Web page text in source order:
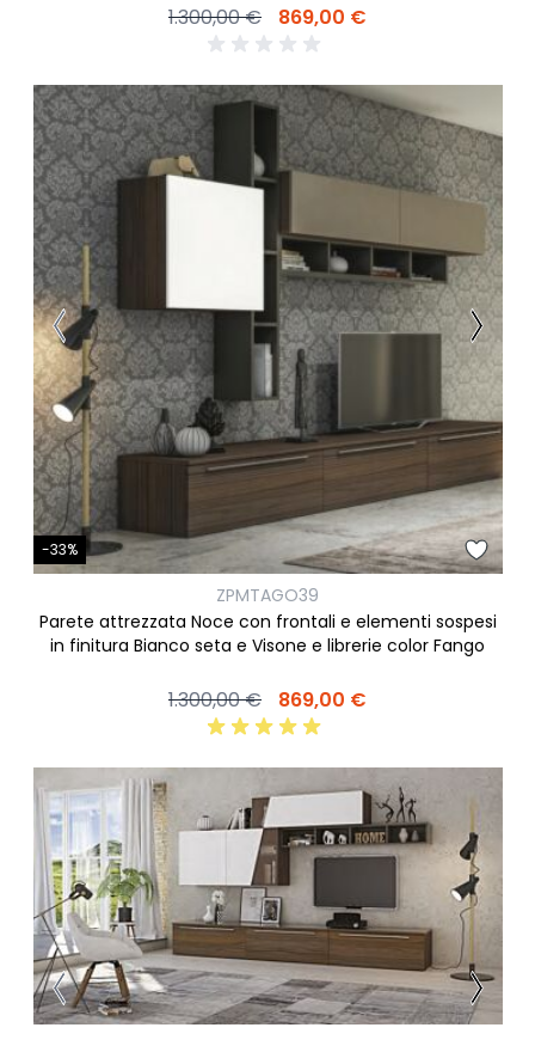
1.300,00 € 869,00 €
-33%
ZPMTAGO39
Parete attrezzata Noce con frontali e elementi sospesi
in finitura Bianco seta e Visone e librerie color Fango
1.300,00 € 869,00 €